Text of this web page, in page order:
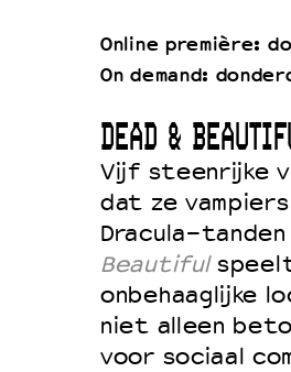
Online première:
On demand:
DEAD &
Vijf steenrijke
dat ze
Dracula-
Beautifulspeelt
onbehaaglijke
niet alleen
voor sociaal